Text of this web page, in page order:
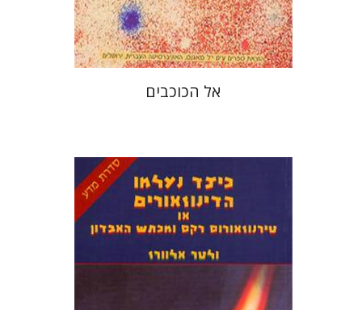
$39
$35
אל הכוכבים
ולטר אלוורז
יששכר אונא
מנחם ראב